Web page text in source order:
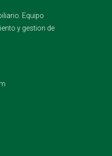
Equipo
y gestion de